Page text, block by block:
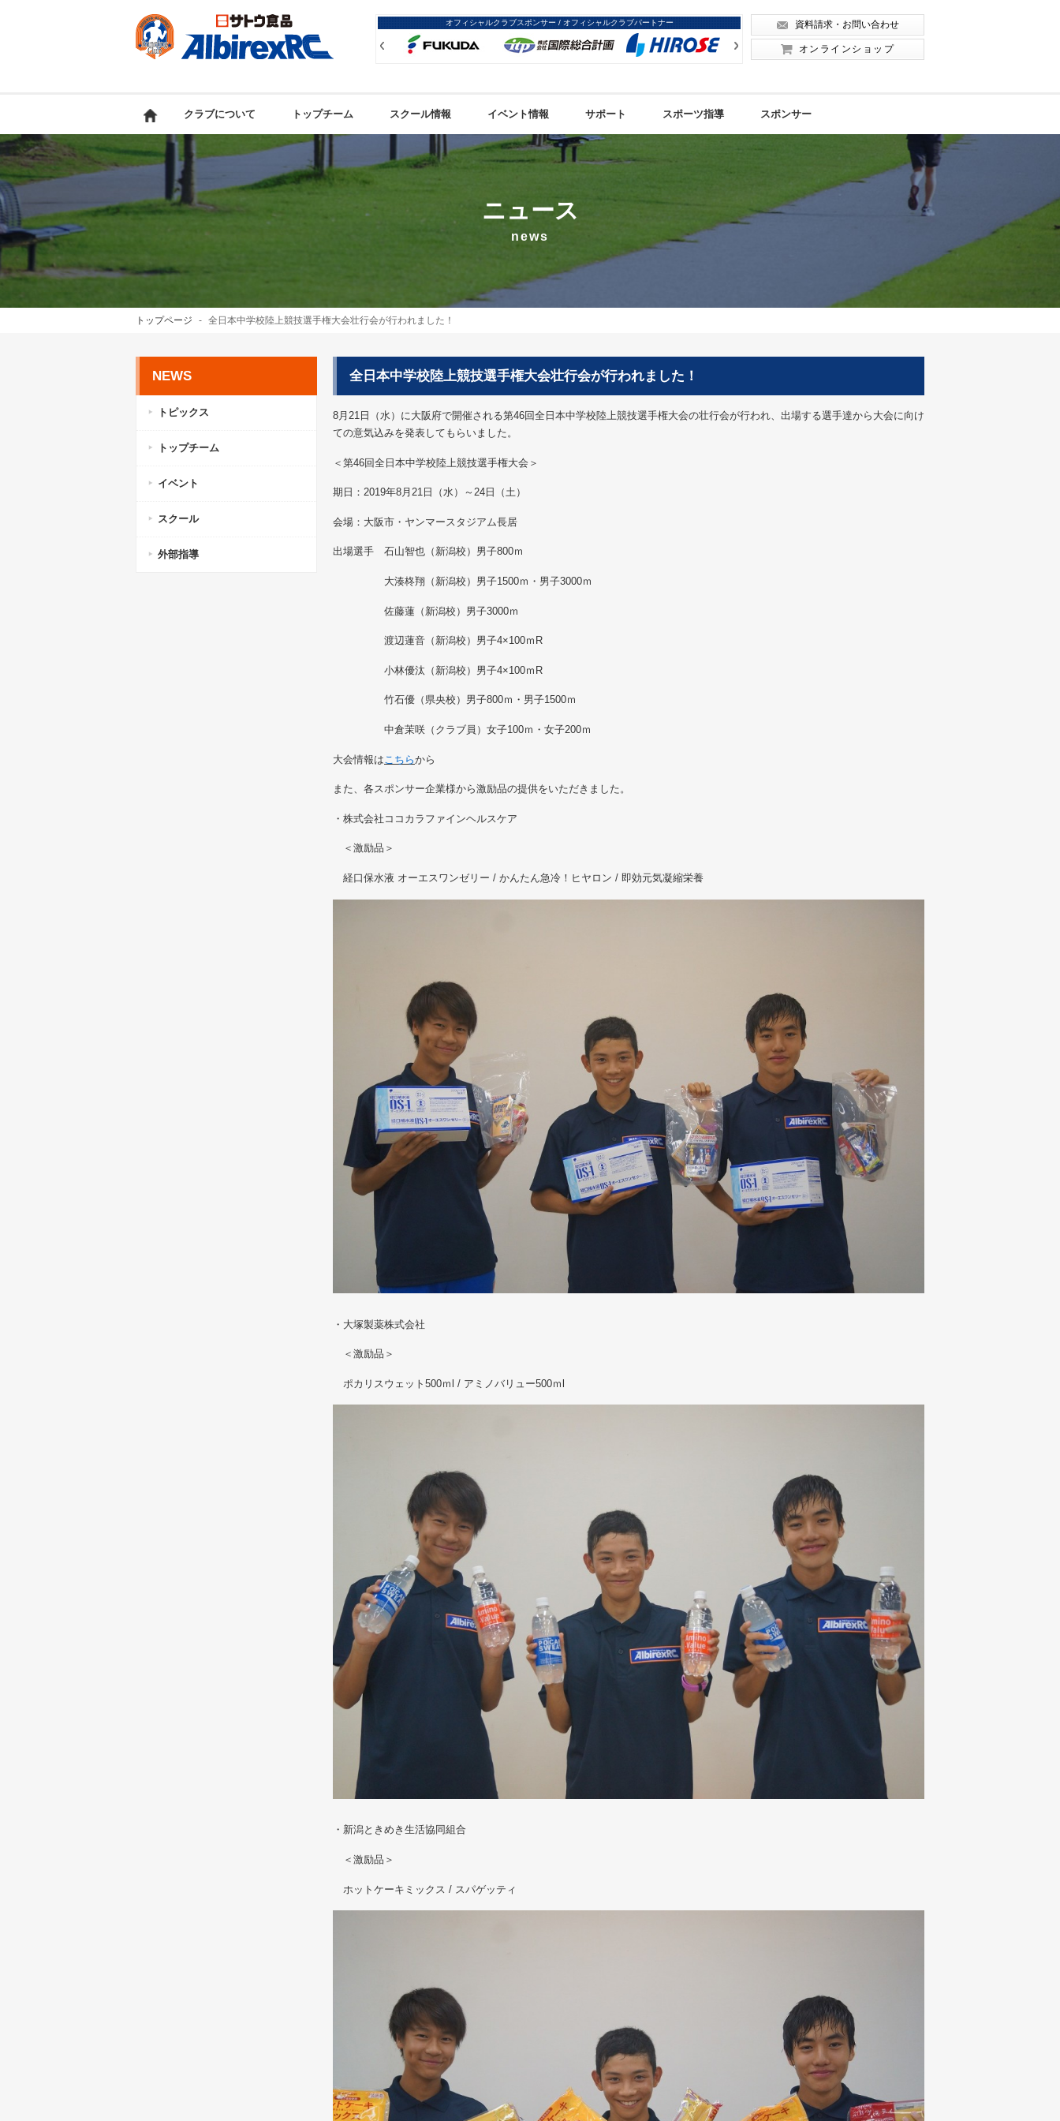
オフィシャルクラブスポンサー / オフィシャルクラブパートナー 資料請求・お問い合わせ
オンラインショップ
クラブについて トップチーム スクール情報 イベント情報 サポート スポーツ指導 スポンサー
ニュース
news
トップページ 全日本中学校陸上競技選手権大会壮行会が行われました！
全日本中学校陸上競技選手権大会壮行会が行われました！
8月21日（水）に大阪府で開催される第46回全日本中学校陸上競技選手権大会の壮行会が行われ、出場する選手達から大会に向け
ての意気込みを発表してもらいました。
＜第46回全日本中学校陸上競技選手権大会＞
期日：2019年8月21日（水）～24日（土）
会場：大阪市・ヤンマースタジアム長居
出場選手 石山智也（新潟校）男子800ｍ
大湊柊翔（新潟校）男子1500ｍ・男子3000ｍ
佐藤蓮（新潟校）男子3000ｍ
渡辺蓮音（新潟校）男子4×100ｍR
小林優汰（新潟校）男子4×100ｍR
竹石優（県央校）男子800ｍ・男子1500ｍ
中倉茉咲（クラブ員）女子100ｍ・女子200ｍ
大会情報は こちらから
また、各スポンサー企業様から激励品の提供をいただきました。
・株式会社ココカラファインヘルスケア
＜激励品＞
経口保水液 オーエスワンゼリー / かんたん急冷！ヒヤロン / 即効元気凝縮栄養
・大塚製薬株式会社
＜激励品＞
ポカリスウェット500ｍl / アミノバリュー500ｍl
・新潟ときめき生活協同組合
＜激励品＞
ホットケーキミックス / スパゲッティ
NEWS
トピックス
トップチーム
イベント
スクール
外部指導